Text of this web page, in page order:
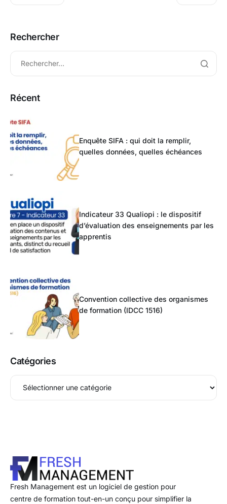
Rechercher
Récent
Enquête SIFA : qui doit la remplir,
quelles données, quelles échéances
Indicateur 33 Qualiopi : le dispositif
d’évaluation des enseignements par les
apprentis
Convention collective des organismes
de formation (IDCC 1516)
Catégories
Fresh Management est un logiciel de gestion pour
centre de formation tout-en-un conçu pour simplifier la